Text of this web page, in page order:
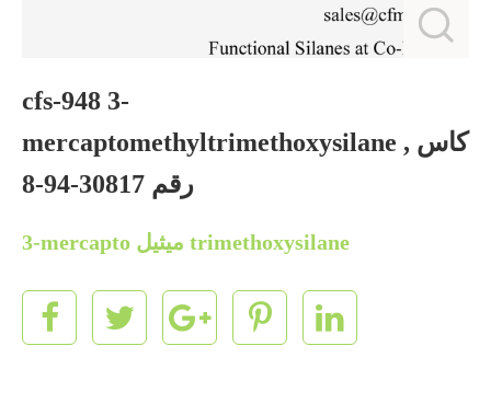
cfs-948 3-
mercaptomethyltrimethoxysilane , كاس
رقم 30817-94-8
3-mercapto ميثيل trimethoxysilane